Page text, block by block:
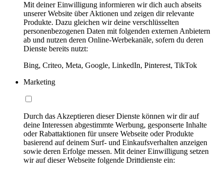
Mit deiner Einwilligung informieren wir dich auch abseits
unserer Website über Aktionen und zeigen dir relevante
Produkte. Dazu gleichen wir deine verschlüsselten
personenbezogenen Daten mit folgenden externen Anbietern
ab und nutzen deren Online-Werbekanäle, sofern du deren
Dienste bereits nutzt:
Bing, Criteo, Meta, Google, LinkedIn, Pinterest, TikTok
Marketing
Durch das Akzeptieren dieser Dienste können wir dir auf
deine Interessen abgestimmte Werbung, gesponserte Inhalte
oder Rabattaktionen für unsere Webseite oder Produkte
basierend auf deinem Surf- und Einkaufsverhalten anzeigen
sowie deren Erfolge messen. Mit deiner Einwilligung setzen
wir auf dieser Webseite folgende Drittdienste ein: